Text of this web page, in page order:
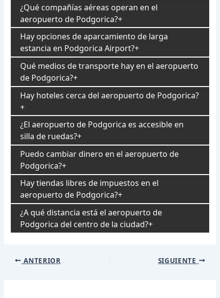
¿Qué compañías aéreas operan en el
aeropuerto de Podgorica?
Hay opciones de aparcamiento de larga
estancia en Podgorica Airport?
Qué medios de transporte hay en el aeropuerto
de Podgorica?
Hay hoteles cerca del aeropuerto de Podgorica?
¿El aeropuerto de Podgorica es accesible en
silla de ruedas?
Puedo cambiar dinero en el aeropuerto de
Podgorica?
Hay tiendas libres de impuestos en el
aeropuerto de Podgorica?
¿A qué distancia está el aeropuerto de
Podgorica del centro de la ciudad?
Navegación
ANTERIOR SIGUIENTE